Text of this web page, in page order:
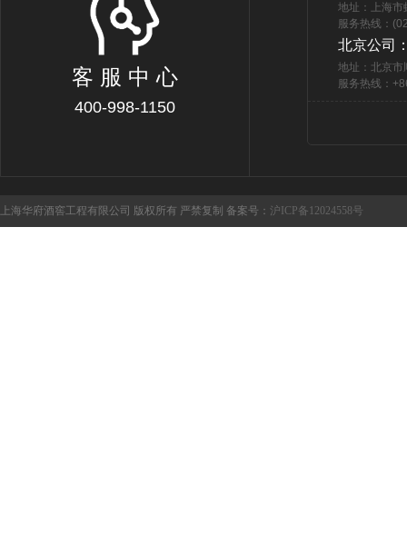
客 服 中 心
400-998-1150
地址：上海
服务热线：
北京公司
地址：北京市
服务热线：
上海华府酒窖工程有限公司 版权所有 严禁复制 备案号： 沪ICP备12024558号